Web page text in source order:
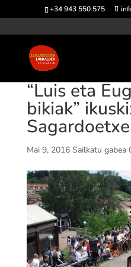
+34 943 550 575
“Luis eta
bikiak”
Mai 9, 2016 Sailkatu gabea